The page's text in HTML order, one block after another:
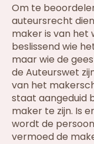
Om te
auteursrecht
maker is van het
beslissend wie
maar wie de
de Auteurswet
van het
staat aangeduid
maker te zijn. Is
wordt de
vermoed de